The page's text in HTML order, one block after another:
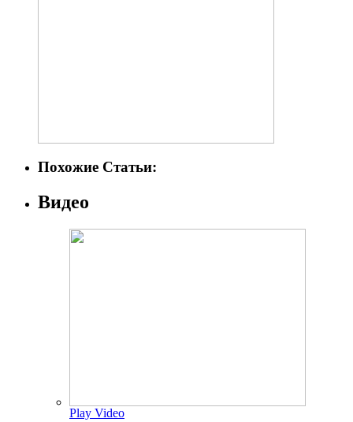
Похожие Статьи:
Видео
Play Video